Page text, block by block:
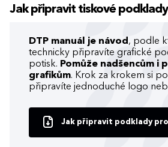
Jak připravit tiskové podklady
DTP manuál je návod , podle
technicky připravíte grafické
potisk. Pomůže nadšencům i
grafikům. Krok za krokem si
připravíte jednoduché logo
Jak připravit podklady